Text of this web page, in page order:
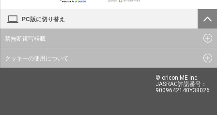
PC版に切り替え
禁無断複写転載
クッキーの使用について
© oricon ME inc.
JASRAC許諾番号：
9009642140Y38026